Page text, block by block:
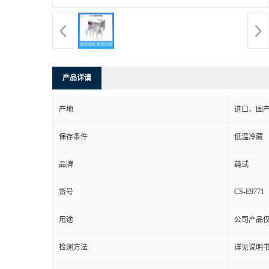
产品详请
产地 进口、国产
保存条件 低温冷藏
品牌 莼试
货号 CS-E9771
用途 公司产品
检测方法 详见说明